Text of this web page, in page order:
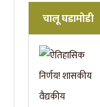
चालू घडामोडी